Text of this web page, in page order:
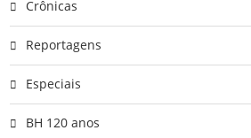
Crônicas
Reportagens
Especiais
BH 120 anos